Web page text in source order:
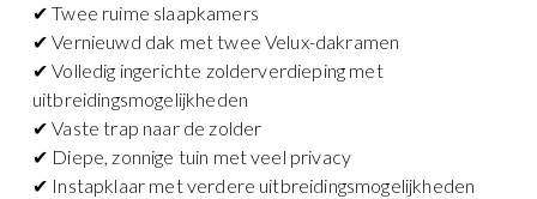
✔ Twee ruime slaapkamers
✔ Vernieuwd dak met twee Velux-dakramen
✔ Volledig ingerichte zolderverdieping met
uitbreidingsmogelijkheden
✔ Vaste trap naar de zolder
✔ Diepe, zonnige tuin met veel privacy
✔ Instapklaar met verdere uitbreidingsmogelijkheden